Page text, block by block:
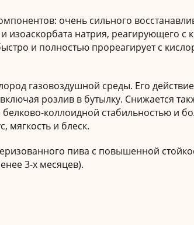
очень сильного
изоаскорбата натрия, реагирующего с
и полностью прореагирует с
газовоздушной среды. Его
розлив в бутылку. Снижается
коллоидной стабильностью и
мягкость и блеск.
пива с повышенной
3-х месяцев).